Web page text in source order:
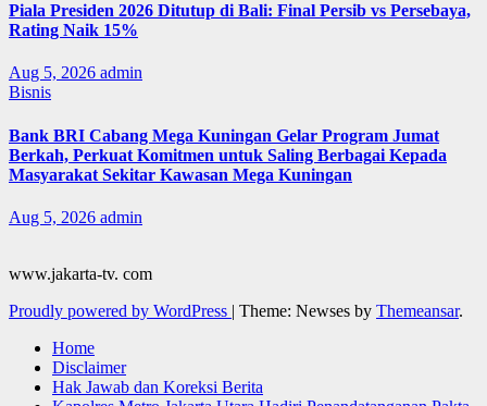
Piala Presiden 2026 Ditutup di Bali: Final Persib vs Persebaya,
Rating Naik 15%
Aug 5, 2026 admin
Bisnis
Bank BRI Cabang Mega Kuningan Gelar Program Jumat
Berkah, Perkuat Komitmen untuk Saling Berbagai Kepada
Masyarakat Sekitar Kawasan Mega Kuningan
Aug 5, 2026 admin
www.jakarta-tv. com
Proudly powered by WordPress | Theme: Newses by Themeansar.
Home
Disclaimer
Hak Jawab dan Koreksi Berita